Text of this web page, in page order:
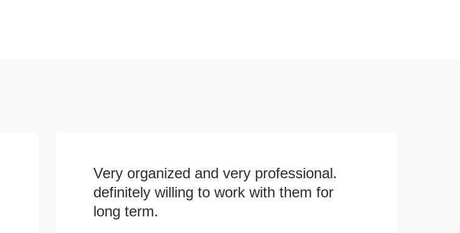
Very organized and very professional.
definitely willing to work with them for
long term.